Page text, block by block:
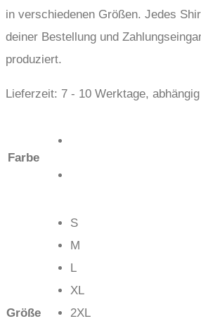
in verschiedenen Größen. Jedes
deiner Bestellung und
produziert.
Lieferzeit: 7 - 10 Werktage,
Farbe
Größe
S
M
L
XL
2XL